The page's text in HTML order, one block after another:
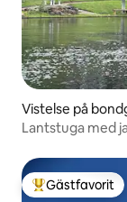
Vistelse på
Lantstuga med
Populär
Gästfavorit